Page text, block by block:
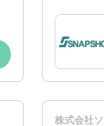
株式会社